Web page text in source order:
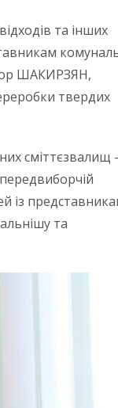
та інших
ШАКИРЗЯН,
твердих
сміттєзвалищ
із
та